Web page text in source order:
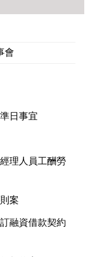
會
日事宜
理人員工酬勞
案
融資借款契約